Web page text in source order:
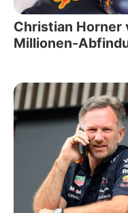
Christian Horner
Millionen-